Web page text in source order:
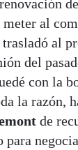
meter al
al
del
con la
la razón,
de